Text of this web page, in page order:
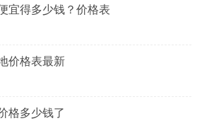
宜得多少钱？价格表
价格表最新
格多少钱了